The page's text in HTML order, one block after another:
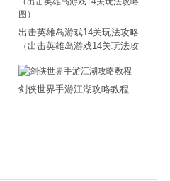
出击英雄岛游戏14关玩法攻略
（出击英雄岛游戏14关玩法攻
剑侠世界手游江湖攻略教程